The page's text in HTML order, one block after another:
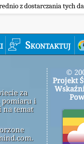
z dostarczania tych
Skontaktuj
za
pomiaru i
na temat
©
Projekt